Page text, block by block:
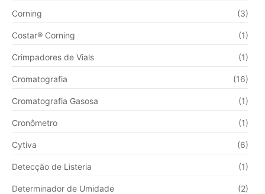
Corning (3)
Costar® Corning (1)
Crimpadores de Vials (1)
Cromatografia (16)
Cromatografia Gasosa (1)
Cronômetro (1)
Cytiva (6)
Detecção de Listeria (1)
Determinador de Umidade (2)